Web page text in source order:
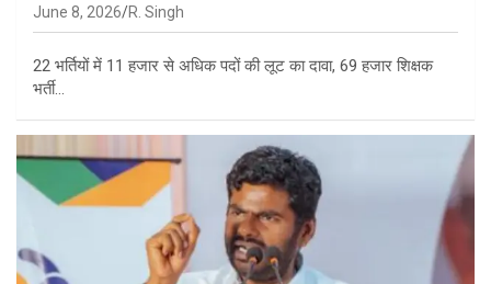
June 8, 2026 R. Singh
22 भर्तियों में 11 हजार से अधिक पदों की लूट का दावा, 69 हजार शिक्षक
भर्ती…